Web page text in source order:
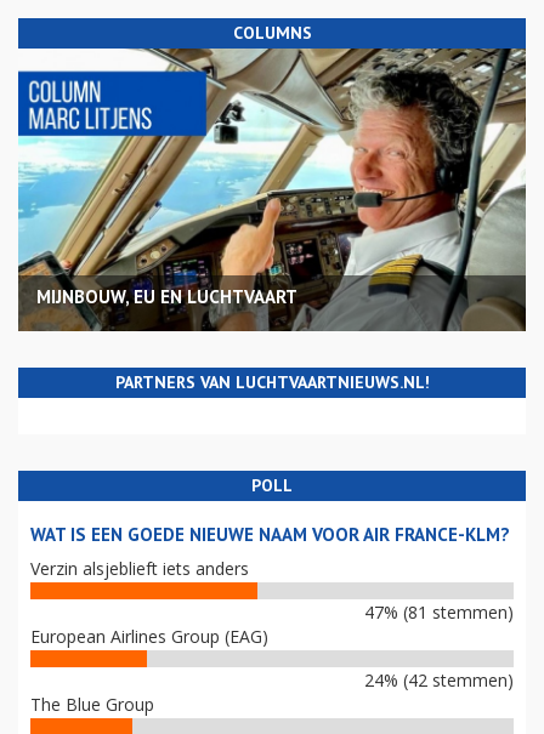
COLUMNS
MIJNBOUW, EU EN LUCHTVAART
PARTNERS VAN LUCHTVAARTNIEUWS.NL!
POLL
WAT IS EEN GOEDE NIEUWE NAAM VOOR AIR FRANCE-KLM?
Verzin alsjeblieft iets anders
47% (81 stemmen)
European Airlines Group (EAG)
24% (42 stemmen)
The Blue Group